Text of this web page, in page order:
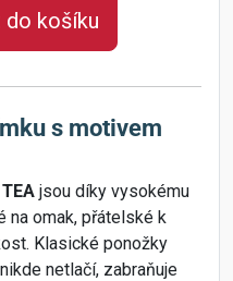
košíku
s motivem
jsou díky vysokému
na omak, přátelské k
Klasické ponožky
netlačí, zabraňuje